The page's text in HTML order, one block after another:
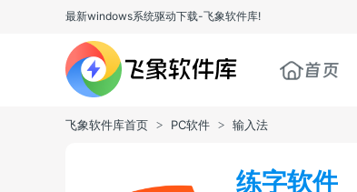
最新windows系统驱动下载-飞象软件库!
首页
飞象软件库首页 > PC软件 > 输入法
练字软件